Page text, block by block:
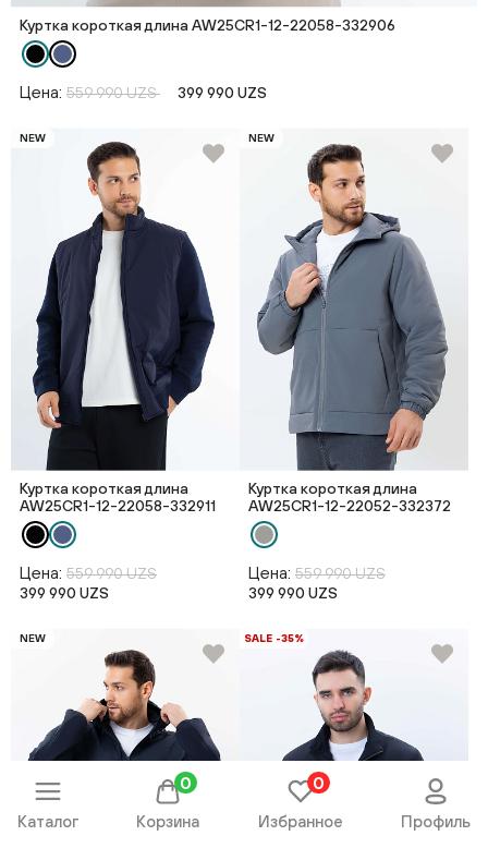
Куртка короткая длина AW25CR1-12-22058-332906
Цена: 559 990 UZS 399 990 UZS
NEW
Куртка короткая длина
AW25CR1-12-22058-332911
Цена: 559 990 UZS
399 990 UZS
NEW
Куртка короткая длина
AW25CR1-12-22052-332372
Цена: 559 990 UZS
399 990 UZS
NEW SALE -35%
Каталог Корзина
0
Избранное
0
Профиль